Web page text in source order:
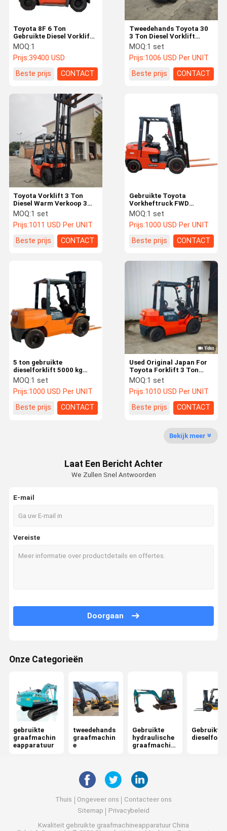
Thuis Videos Over Ons
Fabrieksreis Kwaliteitsco
Ntrole
Contacteer
Nieuws
tweedehands graafmachine
Tweedehands Toyota 30
3 Ton Diesel Vorklift
Power Met Beste Prijs
Vorklift Tweedehands Te
Verkopen
MOQ:1 set
Prijs:1006 USD Per UNIT
Beste prijs
CONTACT
Toyota 8F 6 Ton
Gebruikte Diesel Vorklift
Toyota Vorklift 2 Stages
Masts Made in Japan
MOQ:1
Prijs:39400 USD
Beste prijs
CONTACT
Gebruikte Toyota
Vorkheftruck FWD
Vorkheftruck 3 Ton 3,5
Ton Capaciteit
Hefhoogte 3m/4,5m
Boerderij Bouw
MOQ:1 set
Prijs:1000 USD Per UNIT
Beste prijs
CONTACT
Toyota Vorklift 3 Ton
Diesel Warm Verkoop 3
Ton Diesel Vorklift Truck
Nieuwe Dieselmotor 3t
Vorklift Carretilla
MOQ:1 set
Prijs:1011 USD Per UNIT
Beste prijs
CONTACT
Used Original Japan For
Toyota Forklift 3 Ton
Gas/Diesel System GLP
Fd30 3 Stage Mast Engine
Forklift Stock For Sale
MOQ:1 set
Prijs:1010 USD Per UNIT
Beste prijs
CONTACT
5 ton gebruikte
dieselforklift 5000 kg
laadvermogen Toyota-
forklift 3,5 ton
MOQ:1 set
Prijs:1000 USD Per UNIT
Beste prijs
CONTACT
Bekijk meer
Laat Een Bericht Achter
We Zullen Snel Antwoorden
E-mail
Vereiste
Doorgaan
Onze Categorieën
gebruikte
graafmachin
eapparatuur
tweedehands
graafmachin
e
Gebruikte
hydraulische
graafmachin
Gebruikte
Thuis Ongeveer ons
Contacteer ons
Sitemap
Privacybeleid
Kwaliteit gebruikte graafmachineapparatuur China